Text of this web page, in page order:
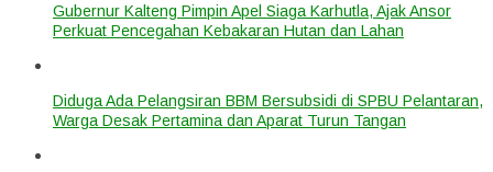
Gubernur Kalteng Pimpin Apel Siaga Karhutla, Ajak Ansor
Perkuat Pencegahan Kebakaran Hutan dan Lahan
Diduga Ada Pelangsiran BBM Bersubsidi di SPBU Pelantaran,
Warga Desak Pertamina dan Aparat Turun Tangan